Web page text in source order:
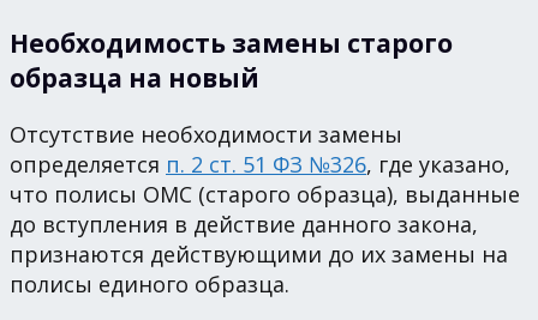
Необходимость замены старого
образца на новый
Отсутствие необходимости замены
определяется п. 2 ст. 51 ФЗ №326, где указано,
что полисы ОМС (старого образца), выданные
до вступления в действие данного закона,
признаются действующими до их замены на
полисы единого образца.